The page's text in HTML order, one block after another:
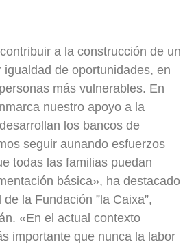
a la construcción de un
igualdad de oportunidades, en
más vulnerables. En
nuestro apoyo a la
los bancos de
seguir aunando esfuerzos
todas las familias puedan
básica», ha destacado
la Fundación ”la Caixa”,
«En el actual contexto
importante que nunca la labor